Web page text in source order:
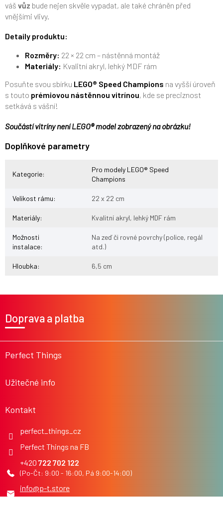
váš vůz bude nejen skvěle vypadat, ale také chráněn před
vnějšími vlivy.
Detaily produktu:
Rozměry: 22 × 22 cm – nástěnná montáž
Materiály: Kvalitní akryl, lehký MDF rám
Posuňte svou sbírku LEGO® Speed Champions na vyšší úroveň
s touto prémiovou nástěnnou vitrínou, kde se preciznost
setkává s vášní!
Součástí vitríny není LEGO® model zobrazený na obrázku!
Doplňkové parametry
Kategorie:
Pro modely LEGO® Speed
Champions
Velikost rámu: 22 x 22 cm
Materiály: Kvalitní akryl, lehký MDF rám
Možnosti
instalace:
Na zeď či rovné povrchy (police, regál
atd.)
Hloubka: 6,5 cm
t
Perfect Things
Užitečné info
Kontakt
info@p-t.store
722 702 122
Perfect Things na FB
perfect_things_cz
Doprava a platba